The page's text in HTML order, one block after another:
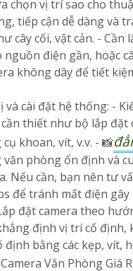
chọn vị trí sao cho
tiếp cận dễ dàng và
cây cối, vật cản. - Cần
nguồn điện gần, hoặc
không dây để tiết
và cài đặt hệ thống: -
thiết như bộ lắp đặt
khoan, vít, v.v. - 📸
phòng ổn định và
Nếu cần, bạn nên tư
để tránh mất điện gây
đặt camera theo
định vị trí cố định,
định bằng các kẹp, vít,